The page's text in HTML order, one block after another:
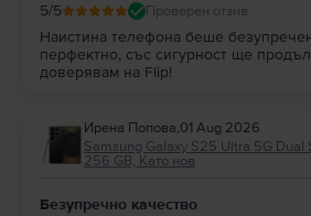
5/5 Проверен отзив
Наистина телефона беше
перфектно, със сигурност ще
доверявам на Flip!
Ирена Попова,01 Aug 2026
Samsung Galaxy S25 Ultra 5G Dual
256 GB, Като нов
Безупречно качество